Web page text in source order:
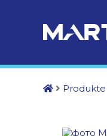
Produkte